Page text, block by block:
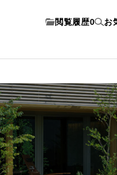
閲覧履歴0 お